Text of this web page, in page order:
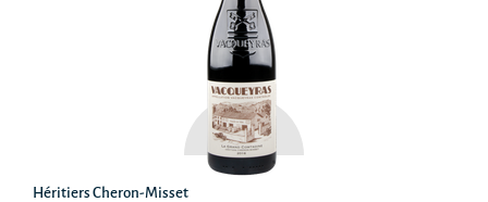
Héritiers Cheron-Misset